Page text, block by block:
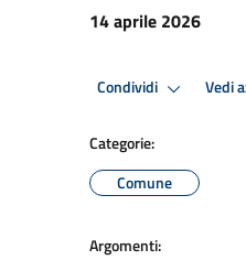
14 aprile 2026
Condividi Vedi
Categorie:
Comune
Argomenti: